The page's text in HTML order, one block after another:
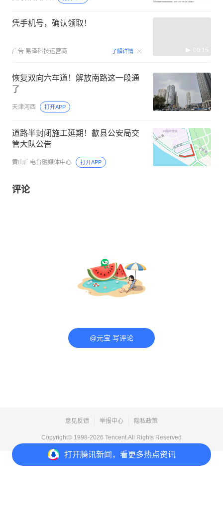
打开腾讯新闻，看更多热点资讯
凭手机号，确认领取！
广告 易泽科技运营商 了解详情 00:15
恢复双向六车道！解放南路这一段通
了
天津河西 打开APP
道路半封闭施工延期！歙县公安局交
管大队公告
黄山广电台融媒体中心 打开APP
评论
@元宝 写评论
意见反馈 举报中心 隐私政策
Copyright© 1998-2026 Tencent.All Rights Reserved